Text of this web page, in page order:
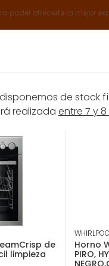
poder ofrecerte la mejor
Extensión de
Horno Independiente
de stock
realizada entre 7 y
de
limpieza
Horno
PIRO,